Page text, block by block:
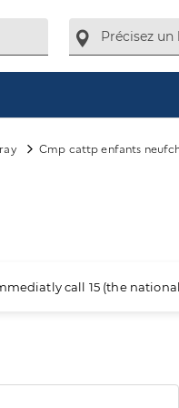
Cmp cattp enfants
call 15 (the